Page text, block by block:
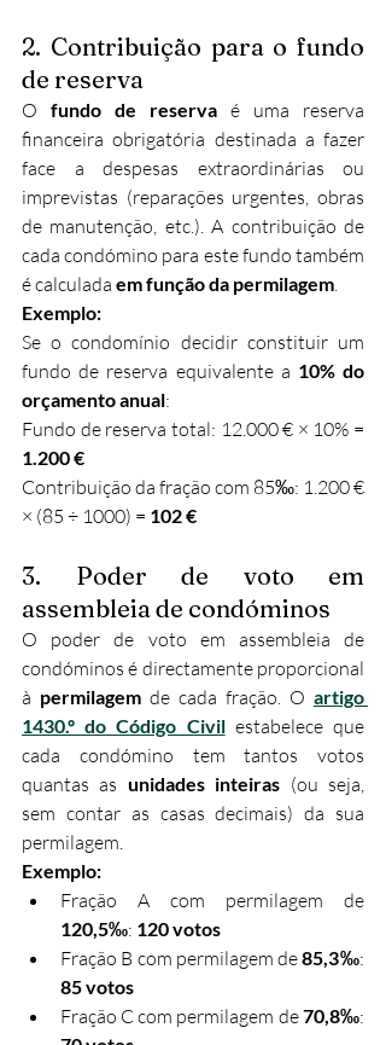
2. Contribuição para o fundo
de reserva
O fundo de reserva é uma reserva
financeira obrigatória destinada a fazer
face a despesas extraordinárias ou
imprevistas (reparações urgentes, obras
de manutenção, etc.). A contribuição de
cada condómino para este fundo também
é calculada em função da permilagem
Exemplo:
Se o condomínio decidir constituir um
fundo de reserva equivalente a 10% do
orçamento anual:
1.200 €
Contribuição da fração com 85‰: 1.200 €
× (85 ÷ 1000) = 102 €
3. Poder de voto em
assembleia de condóminos
O poder de voto em assembleia de
condóminos é directamente proporcional
à permilagem de cada fração. O artigo
1430.º do Código Civil estabelece que
cada condómino tem tantos votos
quantas as unidades inteiras (ou seja,
sem contar as casas decimais) da sua
permilagem.
Exemplo:
120,5‰: 120 votos
Fração B com permilagem de 85,3‰
85 votos
Fração C com permilagem de 70,8‰